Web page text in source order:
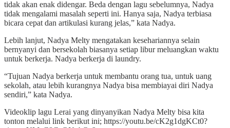
tidak akan enak didengar. Beda dengan lagu sebelumnya, Nadya
tidak mengalami masalah seperti ini. Hanya saja, Nadya terbiasa
bicara cepat dan artikulasi kurang jelas,” kata Nadya.
Lebih lanjut, Nadya Melty mengatakan kesehariannya selain
bernyanyi dan bersekolah biasanya setiap libur meluangkan waktu
untuk berkerja. Nadya berkerja di laundry.
“Tujuan Nadya berkerja untuk membantu orang tua, untuk uang
sekolah, atau lebih kurangnya Nadya bisa membiayai diri Nadya
sendiri,” kata Nadya.
Videoklip lagu Lerai yang dinyanyikan Nadya Melty bisa kita
tonton melalui link berikut ini; https://youtu.be/cK2g1dgKCt0?